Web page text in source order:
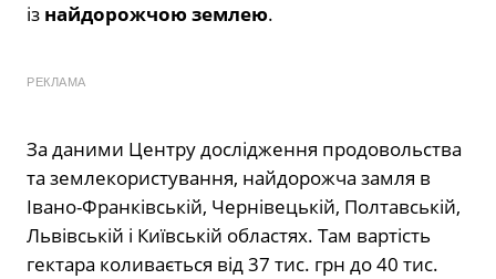
із найдорожчою землею.
РЕКЛАМА
За даними Центру дослідження продовольства
та землекористування, найдорожча замля в
Івано-Франківській, Чернівецькій, Полтавській,
Львівській і Київській областях. Там вартість
гектара коливається від 37 тис. грн до 40 тис.